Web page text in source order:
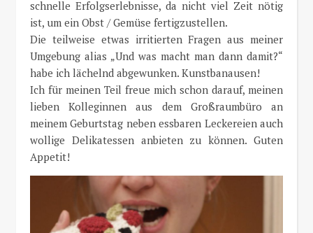
schnelle Erfolgserlebnisse, da nicht viel Zeit nötig
ist, um ein Obst / Gemüse fertigzustellen.
Die teilweise etwas irritierten Fragen aus meiner
Umgebung alias „Und was macht man dann damit?“
habe ich lächelnd abgewunken. Kunstbanausen!
Ich für meinen Teil freue mich schon darauf, meinen
lieben Kolleginnen aus dem Großraumbüro an
meinem Geburtstag neben essbaren Leckereien auch
wollige Delikatessen anbieten zu können. Guten
Appetit!